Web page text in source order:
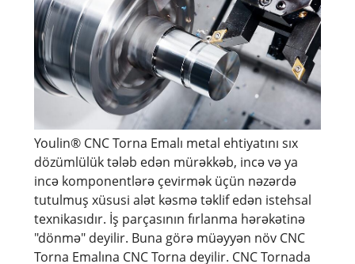
Youlin® CNC Torna Emalı metal ehtiyatını sıx
dözümlülük tələb edən mürəkkəb, incə və ya
incə komponentlərə çevirmək üçün nəzərdə
tutulmuş xüsusi alət kəsmə təklif edən istehsal
texnikasıdır. İş parçasının fırlanma hərəkətinə
"dönmə" deyilir. Buna görə müəyyən növ CNC
Torna Emalına CNC Torna deyilir. CNC Tornada